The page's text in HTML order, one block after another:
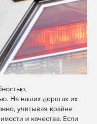
На наших дорогах их
учитывая крайне
и качества. Если